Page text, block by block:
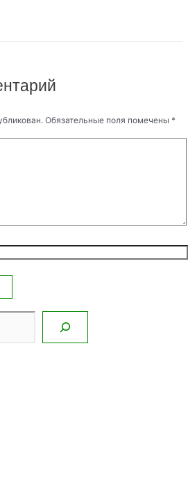
Обязательные поля помечены *